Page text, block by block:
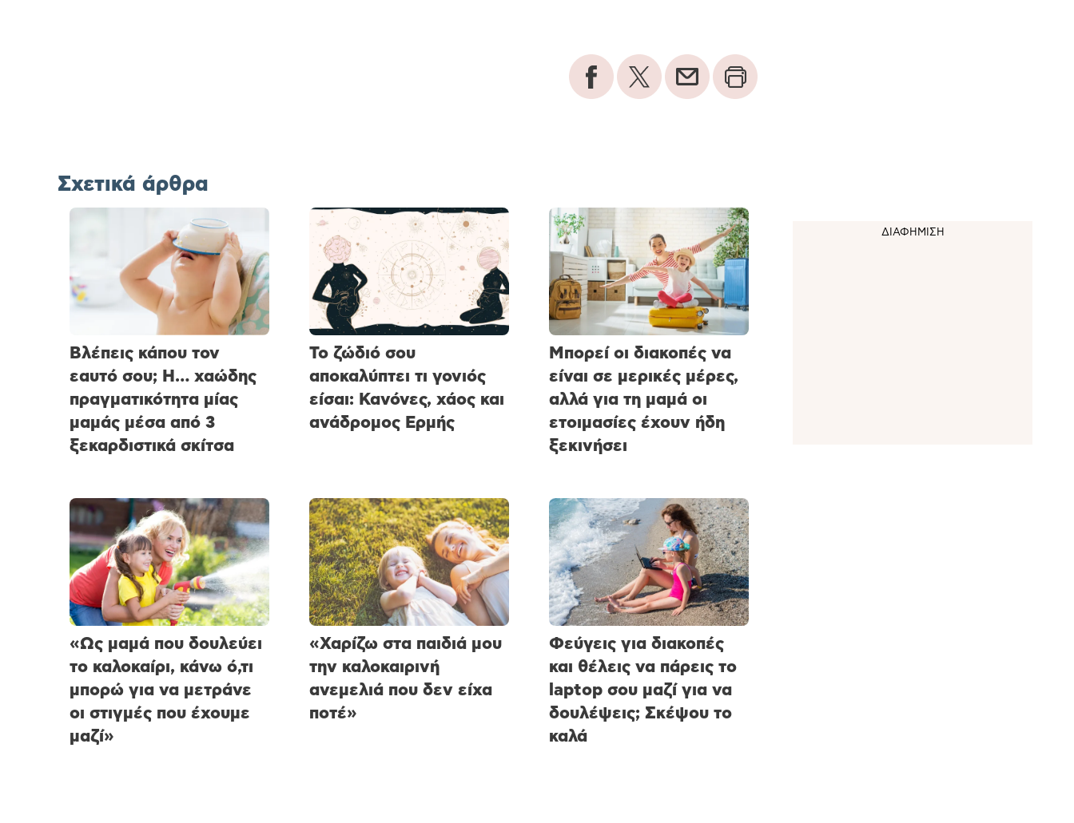
Σχετικά άρθρα
Βλέπεις κάπου τον
εαυτό σου; Η… χαώδης
πραγματικότητα μίας
μαμάς μέσα από 3
ξεκαρδιστικά σκίτσα
Το ζώδιό σου
αποκαλύπτει τι γονιός
είσαι: Κανόνες, χάος και
ανάδρομος Ερμής
Μπορεί οι διακοπές να
είναι σε μερικές μέρες,
αλλά για τη μαμά οι
ετοιμασίες έχουν ήδη
ξεκινήσει
«Ως μαμά που δουλεύει
το καλοκαίρι, κάνω ό,τι
μπορώ για να μετράνε
οι στιγμές που έχουμε
μαζί»
«Χαρίζω στα παιδιά μου
την καλοκαιρινή
ανεμελιά που δεν είχα
ποτέ»
Φεύγεις για διακοπές
και θέλεις να πάρεις το
laptop σου μαζί για να
δουλέψεις; Σκέψου το
καλά